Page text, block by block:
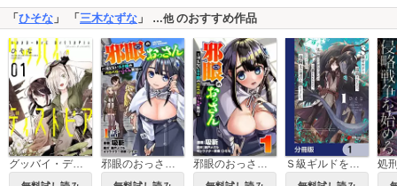
「ひそな 」 「三木なずな 」 …他のおすすめ作品
グッバイ・ディストピア 邪眼のおっさん～冴えない三十路のペロペロハーレム無双～ 邪眼のおっさん～冴えない三十路のペロペロハーレム無双～【単行本版】 Ｓ級ギルドを追放されたけど、実は俺だけドラゴンの言葉がわかるので、気付いたときには竜騎士の頂点を極めてました。【分冊版】